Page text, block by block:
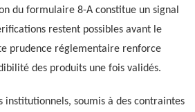
du formulaire 8-A constitue un signal
restent possibles avant le
prudence réglementaire renforce
des produits une fois validés.
institutionnels, soumis à des contraintes